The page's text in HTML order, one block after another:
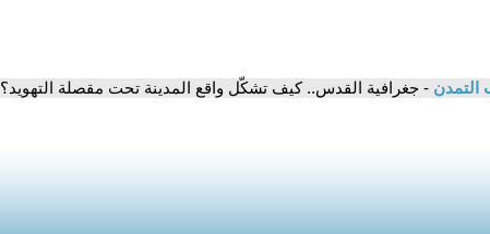
التمدن - جغرافية القدس.. كيف تشكّل واقع المدينة تحت مقصلة التهويد؟